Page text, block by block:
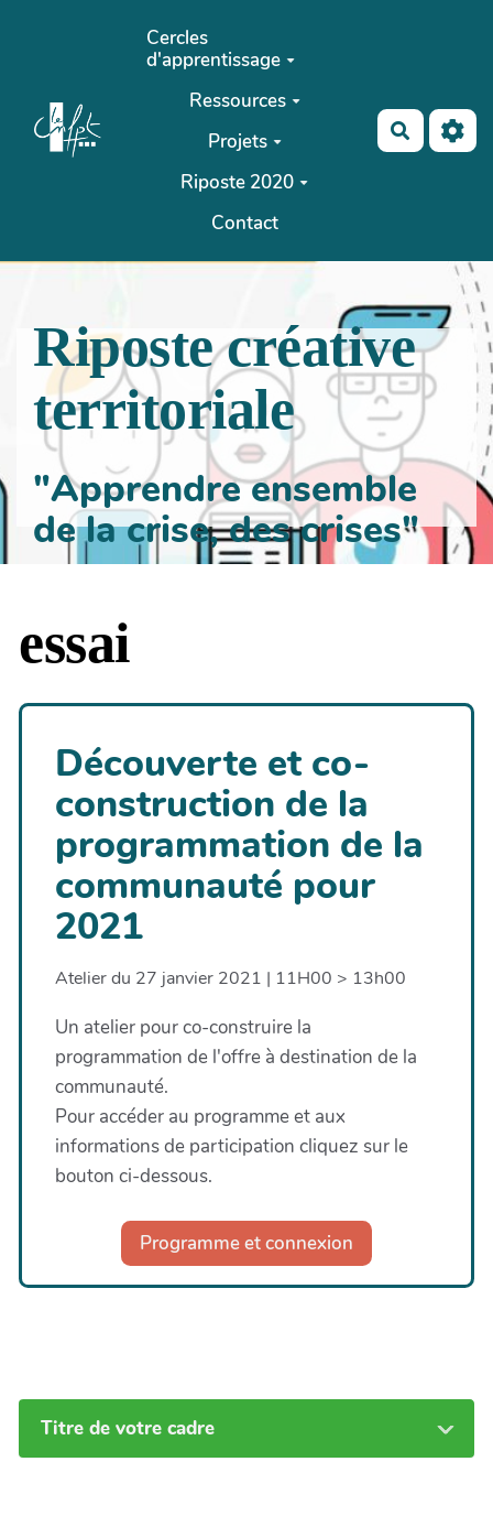
Aller au contenu principal
Cercles
d'apprentissage
Ressources
Projets
Riposte 2020
Contact
Riposte créative
territoriale
"Apprendre ensemble
de la crise, des crises"
essai
Découverte et co-
construction de la
programmation de la
communauté pour
2021
Atelier du 27 janvier 2021 | 11H00 > 13h00
Un atelier pour co-construire la
programmation de l'offre à destination de la
communauté.
Pour accéder au programme et aux
informations de participation cliquez sur le
bouton ci-dessous.
Programme et connexion
Titre de votre cadre